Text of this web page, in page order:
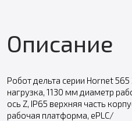
Описание
Робот дельта серии Hornet
нагрузка, 1130 мм диаметр
ось Z, IP65 верхняя часть
рабочая платформа, ePLC/